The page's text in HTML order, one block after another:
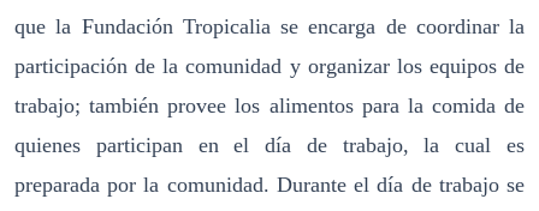
que la Fundación Tropicalia se encarga de coordinar la
participación de la comunidad y organizar los equipos de
trabajo; también provee los alimentos para la comida de
quienes participan en el día de trabajo, la cual es
preparada por la comunidad. Durante el día de trabajo se